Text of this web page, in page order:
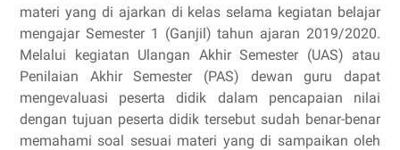
materi yang di ajarkan di kelas selama kegiatan belajar
mengajar Semester 1 (Ganjil) tahun ajaran 2019/2020.
Melalui kegiatan Ulangan Akhir Semester (UAS) atau
Penilaian Akhir Semester (PAS) dewan guru dapat
mengevaluasi peserta didik dalam pencapaian nilai
dengan tujuan peserta didik tersebut sudah benar-benar
memahami soal sesuai materi yang di sampaikan oleh